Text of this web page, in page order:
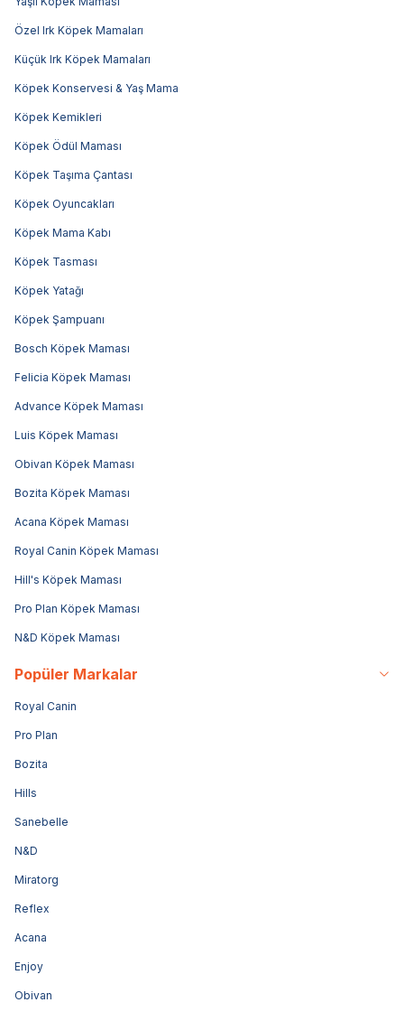
Özel Irk Köpek Mamaları
Küçük Irk Köpek Mamaları
Köpek Konservesi & Yaş Mama
Köpek Kemikleri
Köpek Ödül Maması
Köpek Taşıma Çantası
Köpek Oyuncakları
Köpek Mama Kabı
Köpek Tasması
Köpek Yatağı
Köpek Şampuanı
Bosch Köpek Maması
Felicia Köpek Maması
Advance Köpek Maması
Luis Köpek Maması
Obivan Köpek Maması
Bozita Köpek Maması
Acana Köpek Maması
Royal Canin Köpek Maması
Hill's Köpek Maması
Pro Plan Köpek Maması
N&D Köpek Maması
Popüler Markalar
Royal Canin
Pro Plan
Bozita
Hills
Sanebelle
N&D
Miratorg
Reflex
Acana
Enjoy
Obivan